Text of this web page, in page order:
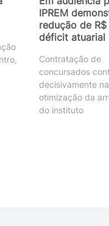
IPREM
redução de
déficit atuarial
Contratação de
concursados
decisivamente na
otimização da
do instituto